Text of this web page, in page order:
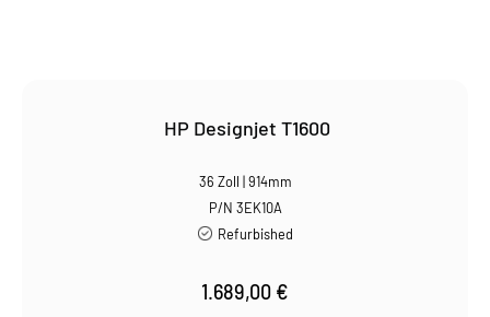
HP Designjet T1600
36 Zoll | 914mm
P/N 3EK10A
Refurbished
1.689,00 €